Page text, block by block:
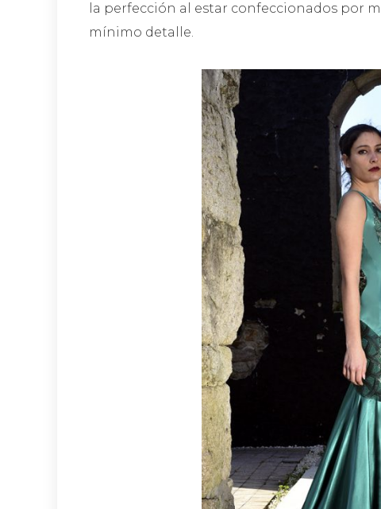
la perfección al estar confeccionados por
mínimo detalle.